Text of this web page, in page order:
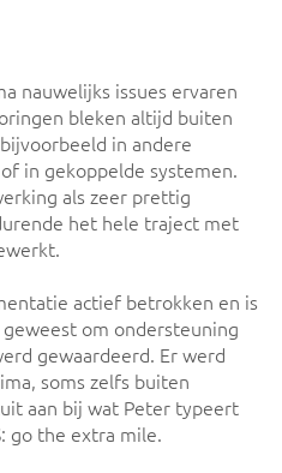
nauwelijks issues ervaren
bleken altijd buiten
in andere
in gekoppelde systemen.
als zeer prettig
het hele traject met
actief betrokken en is
om ondersteuning
gewaardeerd. Er werd
soms zelfs buiten
aan bij wat Peter typeert
go the extra mile.